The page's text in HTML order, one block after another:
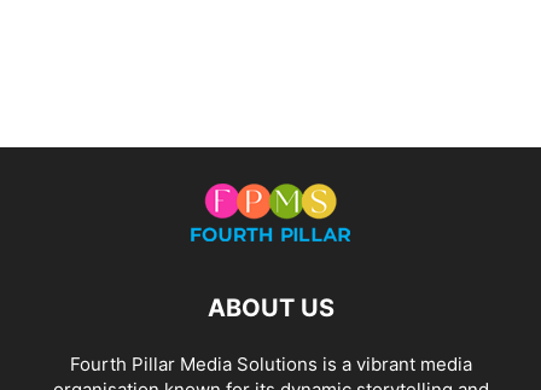
ABOUT US
Fourth Pillar Media Solutions is a vibrant media